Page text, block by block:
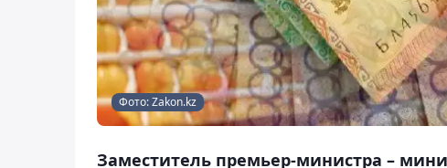
Фото: Zakon.kz
Заместитель премьер-министра –